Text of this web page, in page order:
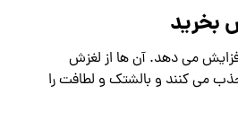
می دهد. آن ها از لغزش
می کنند و بالشتک و لطافت را